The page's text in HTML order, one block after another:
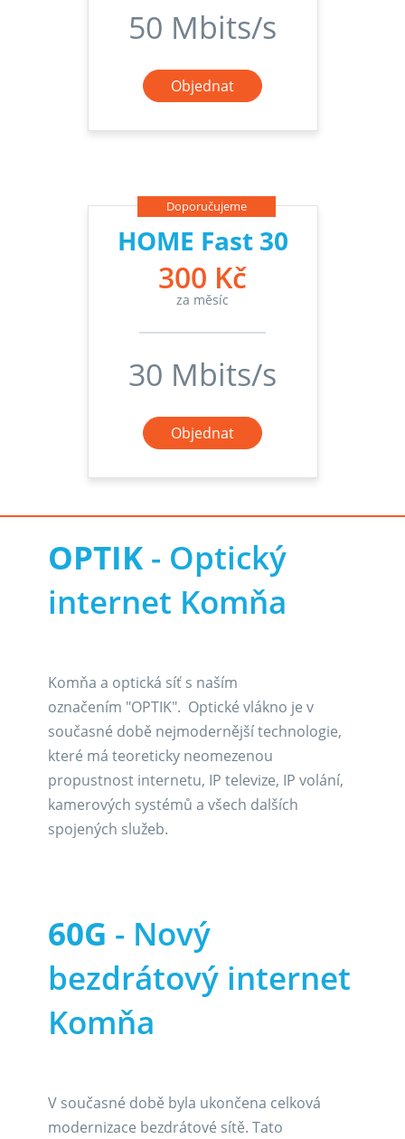
50 Mbits/s
Objednat
Doporučujeme
HOME Fast 30
300 Kč
za měsíc
30 Mbits/s
Objednat
OPTIK- Optický
internet Komňa
Komňa a optická síť s naším
označením "OPTIK". Optické vlákno je v
současné době nejmodernější technologie,
které má teoreticky neomezenou
propustnost internetu, IP televize, IP volání,
kamerových systémů a všech dalších
spojených služeb.
60G - Nový
bezdrátový internet
Komňa
V současné době byla ukončena celková
modernizace bezdrátové sítě. Tato